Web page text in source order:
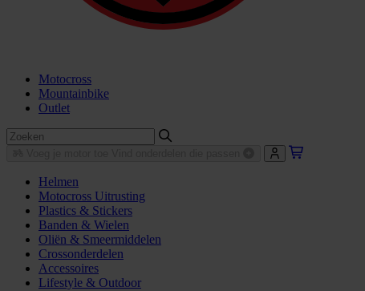
Motocross
Mountainbike
Outlet
Helmen
Motocross Uitrusting
Plastics & Stickers
Banden & Wielen
Oliën & Smeermiddelen
Crossonderdelen
Accessoires
Lifestyle & Outdoor